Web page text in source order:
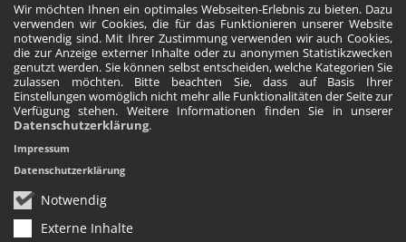
Wir möchten Ihnen ein optimales Webseiten-Erlebnis zu bieten. Dazu
verwenden wir Cookies, die für das Funktionieren unserer Website
notwendig sind. Mit Ihrer Zustimmung verwenden wir auch Cookies,
die zur Anzeige externer Inhalte oder zu anonymen Statistikzwecken
genutzt werden. Sie können selbst entscheiden, welche Kategorien Sie
zulassen möchten. Bitte beachten Sie, dass auf Basis Ihrer
Einstellungen womöglich nicht mehr alle Funktionalitäten der Seite zur
Verfügung stehen. Weitere Informationen finden Sie in unserer
Datenschutzerklärung.
Notwendig
Externe Inhalte
Impressum
Datenschutzerklärung